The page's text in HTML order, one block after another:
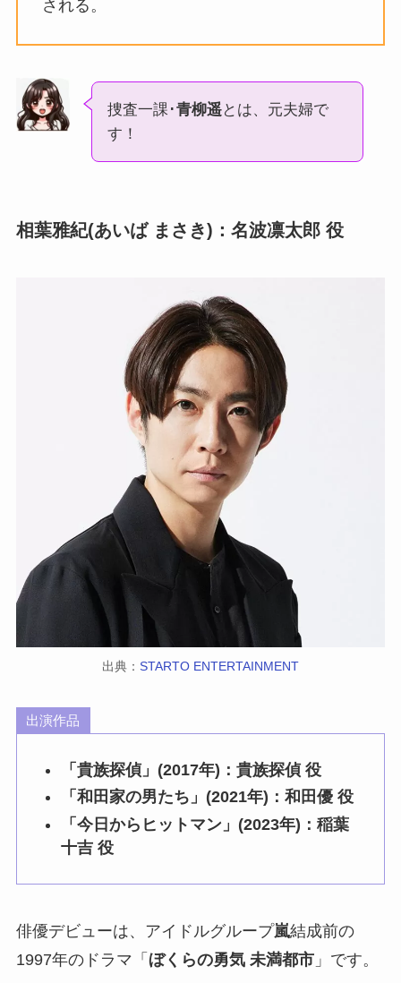
される。
捜査一課･青柳遥とは、元夫婦で
す！
相葉雅紀(あいば まさき)：名波凛太郎 役
出典： STARTO ENTERTAINMENT
出演作品
「貴族探偵」(2017年)：貴族探偵 役
「和田家の男たち」(2021年)：和田優 役
「今日からヒットマン」(2023年)：稲葉
十吉 役
俳優デビューは、アイドルグループ嵐結成前の
1997年のドラマ「 ぼくらの勇気 未満都市」です。